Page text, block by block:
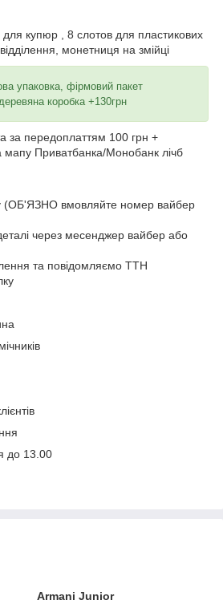
для купюр , 8 слотов для пластикових
монетниця на змійці
упаковка, фірмовий пакет
коробка +130грн
за передоплаттям 100 грн +
мапу Приватбанка/Монобанк лічб
(ОБ'ЯЗНО вмовляйте номер вайбер
через месенджер вайбер або
та повідомляємо ТТН
до 13.00
Armani Junior